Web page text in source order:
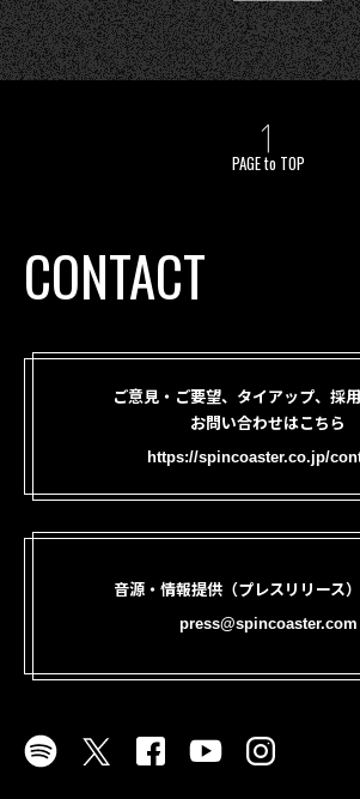
PAGE to TOP
CONTACT
ご意見・ご要望、タイアップ、採
お問い合わせはこちら
https://spincoaster.co.jp/
音源・情報提供（プレスリリース
press@spincoaster.com